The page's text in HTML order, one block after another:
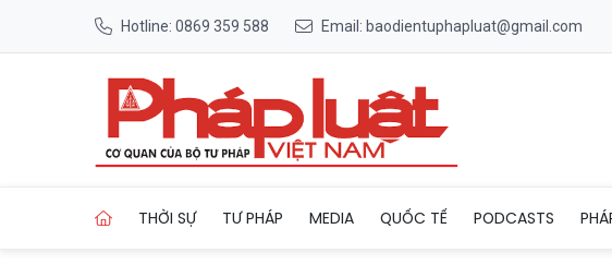
Hotline: 0869 359 588 Email: baodientuphapluat@gmail.com
THỜI SỰ TƯ PHÁP MEDIA QUỐC TẾ PODCASTS